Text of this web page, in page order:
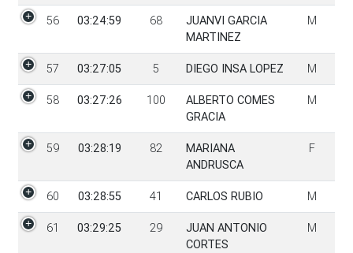
56 03:24:59 68
JUANVI GARCIA
MARTINEZ
M
57 03:27:05 5 DIEGO INSA LOPEZ M
58 03:27:26 100
ALBERTO COMES
GRACIA
M
59 03:28:19 82
MARIANA
ANDRUSCA
F
60 03:28:55 41 CARLOS RUBIO M
61 03:29:25 29
JUAN ANTONIO
CORTES
M